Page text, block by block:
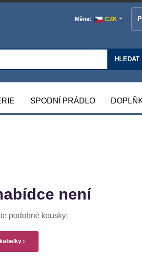
Měna: CZK
HLEDAT
SPODNÍ PRÁDLO
není
podobné kousky:
›